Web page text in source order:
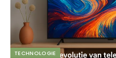
TECHNOLOGIE